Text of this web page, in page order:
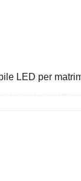
LED per